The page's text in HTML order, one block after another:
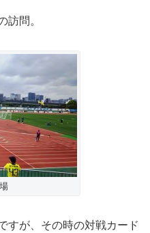
訪問。
すが、その時の対戦カード